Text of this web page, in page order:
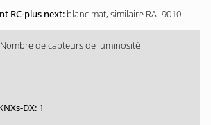
blanc mat, similaire RAL9010
Nombre de capteurs de luminosité
1